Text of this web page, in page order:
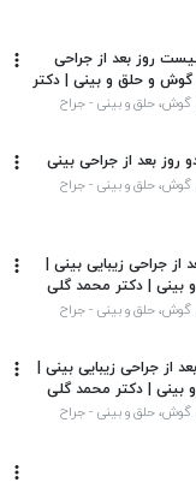
روز بعد از جراحی
و حلق و بینی | دکتر
حلق و بینی - جراح
روز بعد از جراحی بینی
حلق و بینی - جراح
جراحی زیبایی بینی |
| دکتر محمد گلی
حلق و بینی - جراح
از جراحی زیبایی بینی |
| دکتر محمد گلی
حلق و بینی - جراح